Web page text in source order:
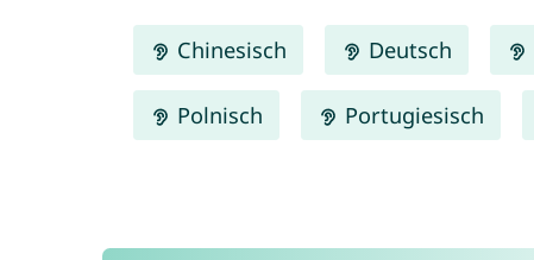
Chinesisch Deutsch
Polnisch Portugiesisch